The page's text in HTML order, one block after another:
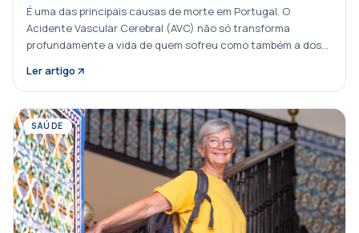
É uma das principais causas de morte em Portugal. O
Acidente Vascular Cerebral (AVC) não só transforma
profundamente a vida de quem sofreu como também a dos
Ler artigo
SAÚDE